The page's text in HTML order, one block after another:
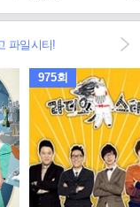
파일시티!
975회